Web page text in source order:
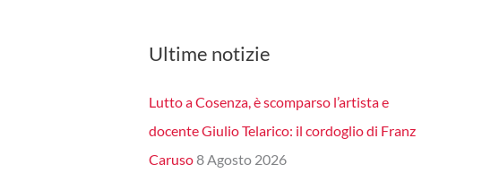
Ultime notizie
Lutto a Cosenza, è scomparso l’artista e
docente Giulio Telarico: il cordoglio di Franz
Caruso8 Agosto 2026